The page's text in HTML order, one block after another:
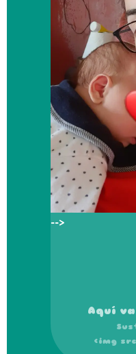
-->
Aquí
<img